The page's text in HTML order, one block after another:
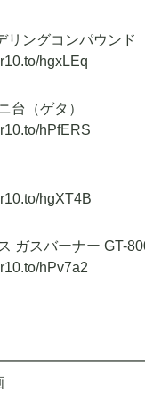
リングコンパウンド
hgxLEq
台（ゲタ）
hPfERS
hgXT4B
ガスバーナー GT-
hPv7a2